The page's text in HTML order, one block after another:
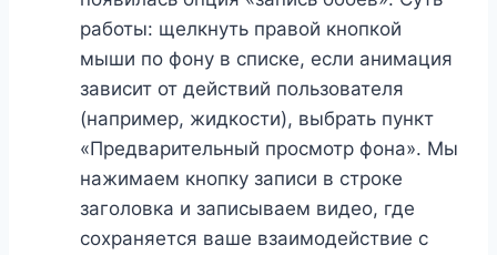
работы: щелкнуть правой кнопкой
мыши по фону в списке, если анимация
зависит от действий пользователя
(например, жидкости), выбрать пункт
«Предварительный просмотр фона». Мы
нажимаем кнопку записи в строке
заголовка и записываем видео, где
сохраняется ваше взаимодействие с